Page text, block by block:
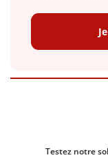
Testez notre